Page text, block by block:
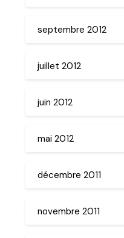
septembre 2012
juillet 2012
juin 2012
mai 2012
décembre 2011
novembre 2011